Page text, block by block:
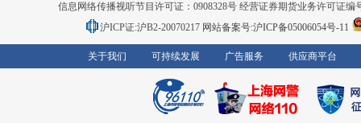
信息网络传播视听节目许可证：0908328号 经营证券期货业务许可证编
沪ICP证:沪B2-20070217 网站备案号:沪ICP备05006054号-11
关于我们 可持续发展 广告服务 供应商平台